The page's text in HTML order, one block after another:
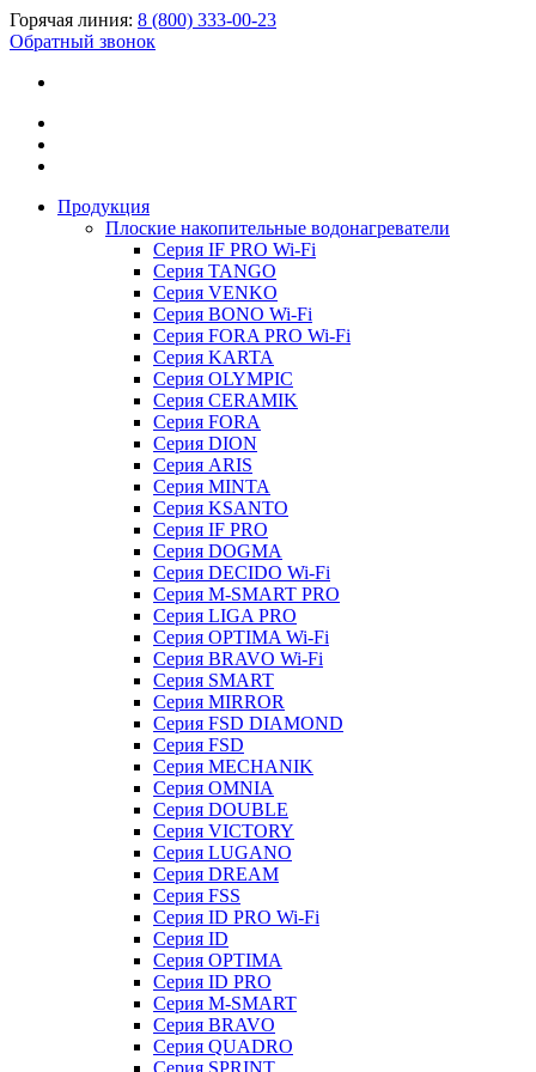
Горячая линия: 8 (800) 333-00-23
Обратный звонок
Продукция
Плоские накопительные водонагреватели
Серия IF PRO Wi-Fi
Серия TANGO
Серия VENKO
Серия BONO Wi-Fi
Серия FORA PRO Wi-Fi
Серия KARTA
Серия OLYMPIC
Серия CERAMIK
Серия FORA
Серия DION
Серия ARIS
Серия MINTA
Серия KSANTO
Серия IF PRO
Серия DOGMA
Серия DECIDO Wi-Fi
Серия M-SMART PRO
Серия LIGA PRO
Серия OPTIMA Wi-Fi
Серия BRAVO Wi-Fi
Серия SMART
Серия MIRROR
Серия FSD DIAMOND
Серия FSD
Серия MECHANIK
Серия OMNIA
Серия DOUBLE
Серия VICTORY
Серия LUGANO
Серия DREAM
Серия FSS
Серия ID PRO Wi-Fi
Серия ID
Серия OPTIMA
Серия ID PRO
Серия M-SMART
Серия BRAVO
Серия QUADRO
Серия SPRINT